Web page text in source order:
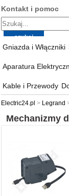
Kontakt i pomoc
Gniazda i Włączniki
Aparatura
Kable i Przewody
Electric24.pl Legrand
Mechanizmy